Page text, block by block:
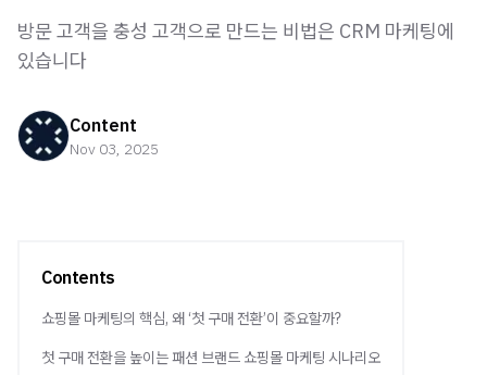
방문 고객을 충성 고객으로 만드는 비법은 CRM 마케팅에
있습니다
Content
Nov 03, 2025
Contents
쇼핑몰 마케팅의 핵심, 왜 ‘첫 구매 전환’이 중요할까?
첫 구매 전환을 높이는 패션 브랜드 쇼핑몰 마케팅 시나리오